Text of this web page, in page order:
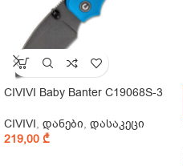
CIVIVI Baby Banter C19068S-3
CIVIVI, დანები, დასაკეცი
219,00 ₾